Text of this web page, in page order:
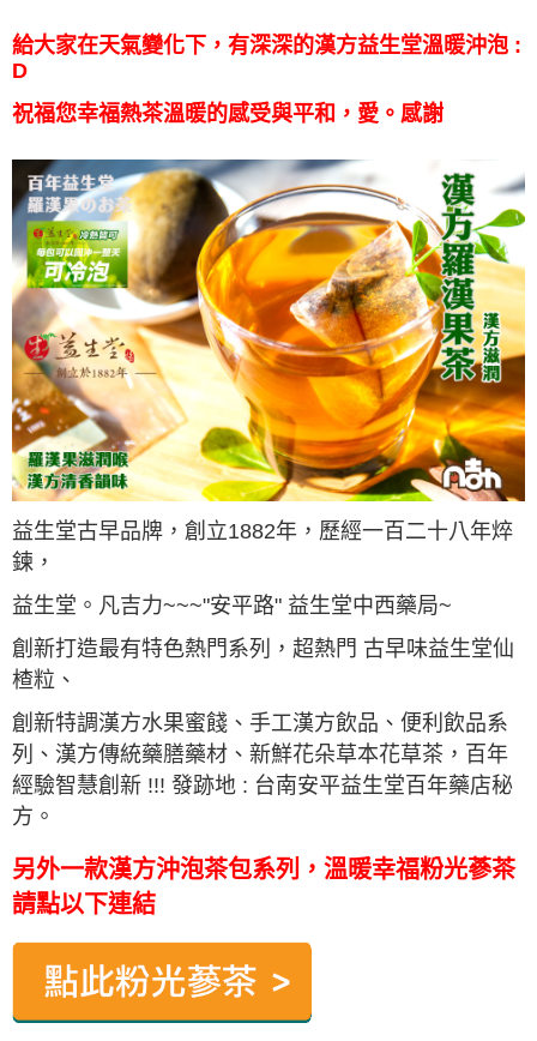
給大家在天氣變化下，有深深的漢方益生堂溫暖沖泡 :
D
祝福您幸福熱茶溫暖的感受與平和，愛。感謝
益生堂古早品牌，創立1882年，歷經一百二十八年焠
鍊，
益生堂。 凡吉力~~~"安平路" 益生堂中西藥局~
創新打造最有特色熱門系列，超熱門 古早味益生堂仙
楂粒、
創新特調漢方水果蜜餞、手工漢方飲品、便利飲品系
列、漢方傳統藥膳藥材、新鮮花朵草本花草茶，百年
經驗智慧創新 !!! 發跡地 : 台南安平益生堂百年藥店秘
方。
另外一款漢方沖泡茶包系列，溫暖幸福粉光蔘茶
請點以下連結